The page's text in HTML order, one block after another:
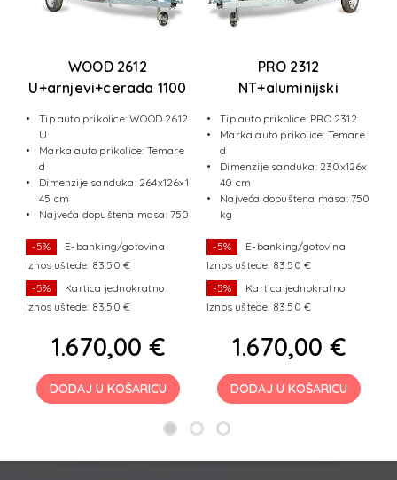
WOOD 2612
U+arnjevi+cerada 1100
Tip auto prikolice: WOOD 2612
U
Marka auto prikolice: Temare
d
Dimenzije sanduka: 264x126x1
45 cm
Najveća dopuštena masa: 750
-5%
E-banking/gotovina
Iznos uštede: 83.50 €
-5%
Kartica jednokratno
Iznos uštede: 83.50 €
1.670,00 €
DODAJ U KOŠARICU
PRO 2312
NT+aluminijski
Tip auto prikolice: PRO 2312
Marka auto prikolice: Temare
d
Dimenzije sanduka: 230x126x
40 cm
Najveća dopuštena masa: 750
kg
-5%
E-banking/gotovina
Iznos uštede: 83.50 €
-5%
Kartica jednokratno
Iznos uštede: 83.50 €
1.670,00 €
DODAJ U KOŠARICU